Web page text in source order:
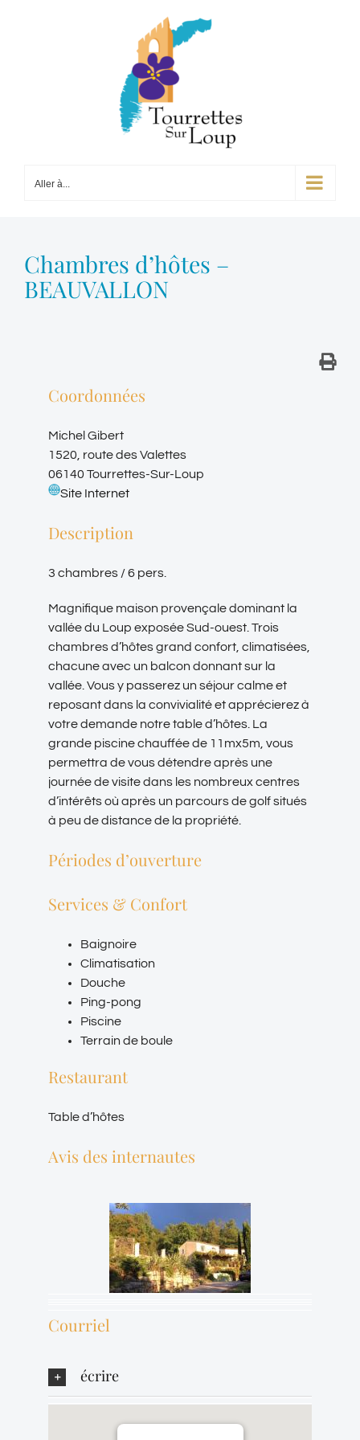
Aller à...
Chambres d’hôtes –
BEAUVALLON
Coordonnées
Michel Gibert
1520, route des Valettes
06140 Tourrettes-Sur-Loup
Site Internet
Description
3 chambres / 6 pers.
Magnifique maison provençale dominant la
vallée du Loup exposée Sud-ouest. Trois
chambres d’hôtes grand confort, climatisées,
chacune avec un balcon donnant sur la
vallée. Vous y passerez un séjour calme et
reposant dans la convivialité et apprécierez à
votre demande notre table d’hôtes. La
grande piscine chauffée de 11mx5m, vous
permettra de vous détendre après une
journée de visite dans les nombreux centres
d’intérêts où après un parcours de golf situés
à peu de distance de la propriété.
Périodes d’ouverture
Services & Confort
Baignoire
Climatisation
Douche
Ping-pong
Piscine
Terrain de boule
Restaurant
Table d’hôtes
Avis des internautes
Courriel
écrire